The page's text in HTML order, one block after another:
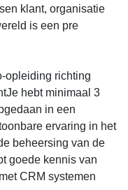
klant, organisatie
is een pre
opleiding richting
hebt minimaal 3
in een
ervaring in het
beheersing van de
goede kennis van
CRM systemen